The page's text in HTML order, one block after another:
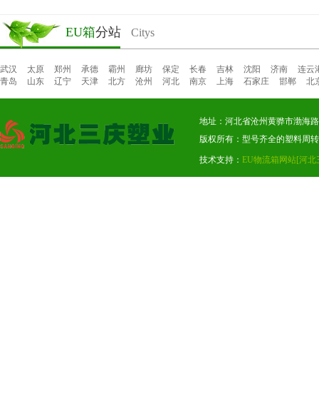
EU箱分站 Citys
武汉 太原 郑州 承德 霸州 廊坊 保定 长春 吉林 沈阳 济南
连云
青岛
山东 辽宁 天津 北方 沧州 河北 南京 上海 石家庄 邯郸 北
地址：河北省沧州黄骅市渤
版权所有：型号齐全的塑料周
技术支持： EU物流箱网站[河北